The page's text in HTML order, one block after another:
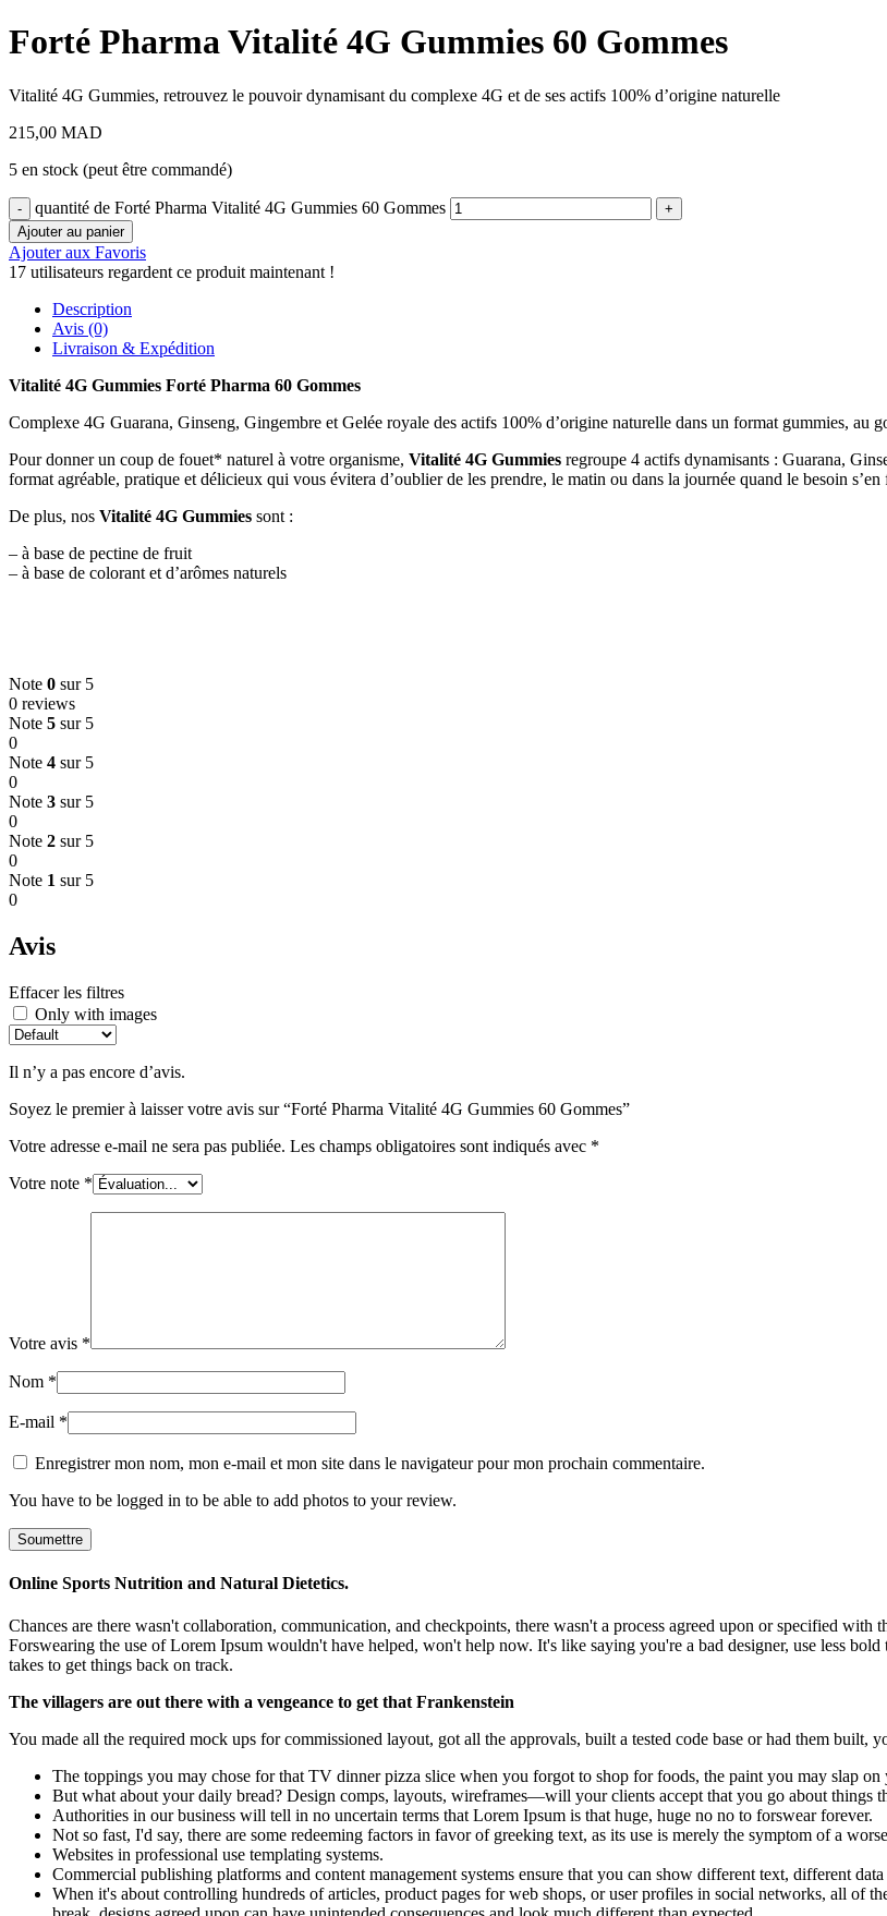
Forté Pharma Vitalité 4G Gummies 60 Gommes
Vitalité 4G Gummies, retrouvez le pouvoir dynamisant du complexe 4G et de ses actifs 100% d’origine naturelle
215,00 MAD
5 en stock (peut être commandé)
quantité de Forté Pharma Vitalité 4G Gummies 60 Gommes
Ajouter au panier
Ajouter aux Favoris
17 utilisateurs regardent ce produit maintenant !
Description
Avis (0)
Livraison & Expédition
Vitalité 4G Gummies Forté Pharma 60 Gommes
Complexe 4G Guarana, Ginseng, Gingembre et Gelée royale des actifs 100% d’origine naturelle dans un format gummies, au
Pour donner un coup de fouet* naturel à votre organisme, Vitalité 4G Gummies regroupe 4 actifs dynamisants : Guarana,
format agréable, pratique et délicieux qui vous évitera d’oublier de les prendre, le matin ou dans la journée quand le besoin s’en
De plus, nos Vitalité 4G Gummies sont :
– à base de pectine de fruit
– à base de colorant et d’arômes naturels
Note 0 sur 5
0 reviews
Note 5 sur 5
0
Note 4 sur 5
0
Note 3 sur 5
0
Note 2 sur 5
0
Note 1 sur 5
0
Avis
Effacer les filtres
Only with images
Il n’y a pas encore d’avis.
Soyez le premier à laisser votre avis sur “Forté Pharma Vitalité 4G Gummies 60 Gommes”
Votre adresse e-mail ne sera pas publiée. Les champs obligatoires sont indiqués avec *
Votre note *
Votre avis *
Nom *
E-mail *
Enregistrer mon nom, mon e-mail et mon site dans le navigateur pour mon prochain commentaire.
You have to be logged in to be able to add photos to your review.
Online Sports Nutrition and Natural Dietetics.
Chances are there wasn't collaboration, communication, and checkpoints, there wasn't a process agreed upon or specified
Forswearing the use of Lorem Ipsum wouldn't have helped, won't help now. It's like saying you're a bad designer, use less
takes to get things back on track.
The villagers are out there with a vengeance to get that Frankenstein
You made all the required mock ups for commissioned layout, got all the approvals, built a tested code base or had them built,
The toppings you may chose for that TV dinner pizza slice when you forgot to shop for foods, the paint you may slap on
But what about your daily bread? Design comps, layouts, wireframes—will your clients accept that you go about things
Authorities in our business will tell in no uncertain terms that Lorem Ipsum is that huge, huge no no to forswear forever.
Not so fast, I'd say, there are some redeeming factors in favor of greeking text, as its use is merely the symptom of a
Websites in professional use templating systems.
Commercial publishing platforms and content management systems ensure that you can show different text, different data
When it's about controlling hundreds of articles, product pages for web shops, or user profiles in social networks, all of